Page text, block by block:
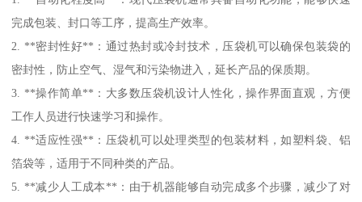
完成包装、封口等工序，提高生产效率。
2. **密封性好**：通过热封或冷封技术，压袋机可以确保包装袋的
密封性，防止空气、湿气和污染物进入，延长产品的保质期。
3. **操作简单**：大多数压袋机设计人性化，操作界面直观，方便
工作人员进行快速学习和操作。
4. **适应性强**：压袋机可以处理类型的包装材料，如塑料袋、铝
箔袋等，适用于不同种类的产品。
5. **减少人工成本**：由于机器能够自动完成多个步骤，减少了对